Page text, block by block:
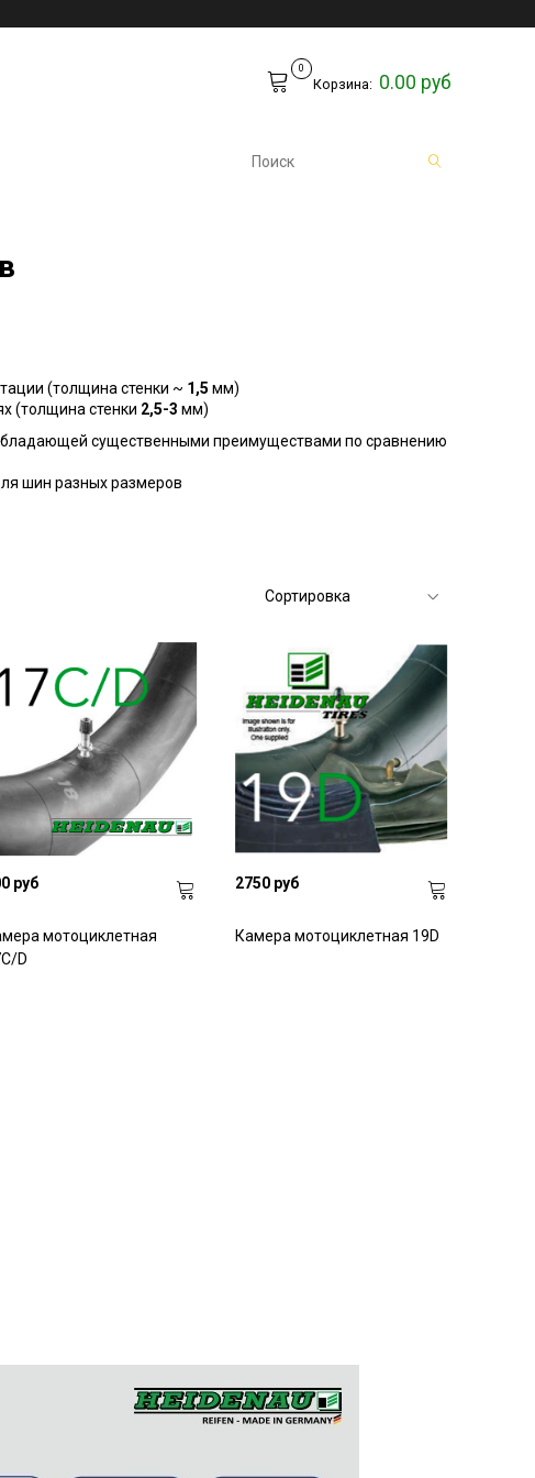
0
Корзина: 0.00 руб
(толщина стенки ~ 1,5 мм)
(толщина стенки 2,5-3 мм)
существенными преимуществами по сравнению
шин разных размеров
руб
мотоциклетная
D
2750 руб
Камера мотоциклетная 19D